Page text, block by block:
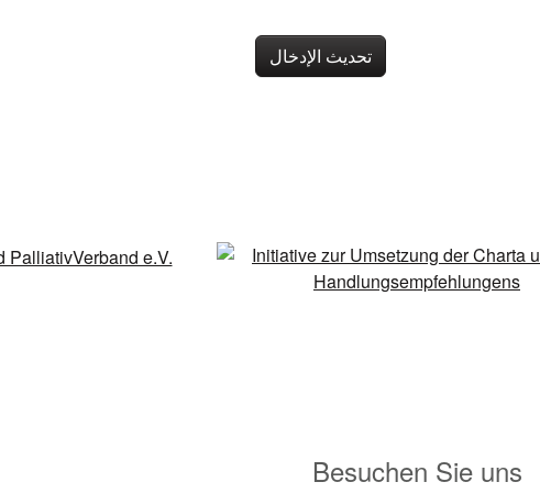
تحديث الإدخال
Besuchen Sie uns